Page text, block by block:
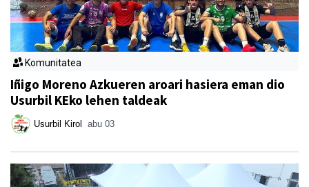
Komunitatea
Iñigo Moreno Azkueren aroari hasiera eman dio
Usurbil KEko lehen taldeak
Usurbil Kirol abu 03